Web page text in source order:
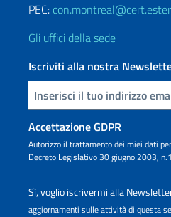
PEC:
Gli uffici della sede
Iscriviti alla nostra
Inserisci la tua email
Accettazione GDPR
Autorizzo il trattamento dei miei dati
Decreto Legislativo 30 giugno 2003,
Sì, voglio iscrivermi alla
aggiornamenti sulle attività di questa